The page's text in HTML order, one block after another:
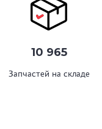
10 965
Запчастей на складе